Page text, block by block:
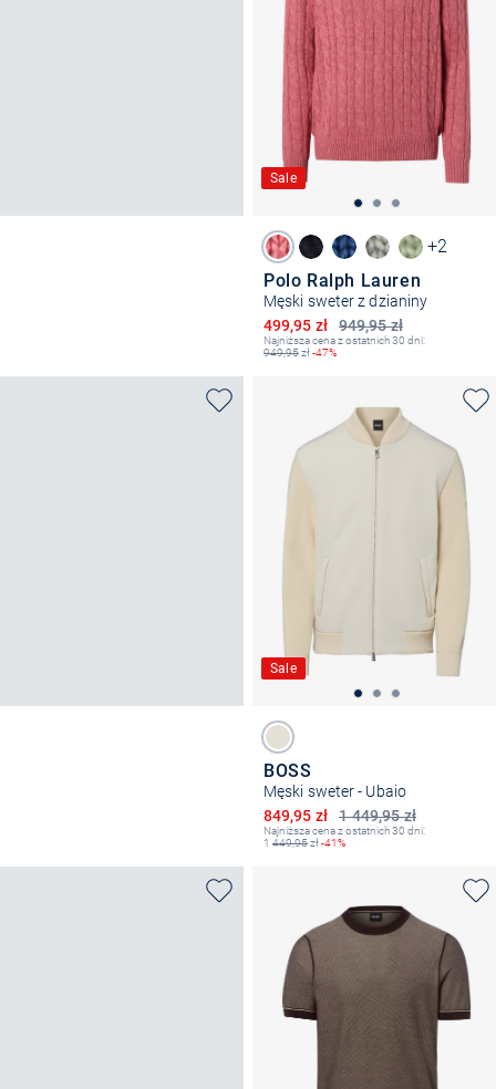
Sale
+2
Polo Ralph Lauren
Męski sweter z dzianiny
949,95 zł
Obniżona cena
499,95 zł
Najniższa cena z ostatnich 30 dni:
949,95zł-47%
Sale
BOSS
Męski sweter - Ubaio
1 449,95 zł
Obniżona cena
849,95 zł
Najniższa cena z ostatnich 30 dni:
1 449,95zł-41%